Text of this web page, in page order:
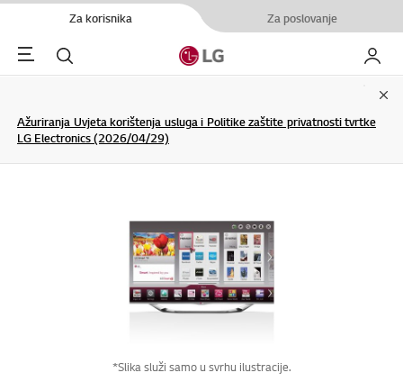
Za korisnika Za poslovanje
Menu Pretraživanje My LG
Ažuriranja Uvjeta korištenja usluga i Politike zaštite privatnosti tvrtke
LG Electronics (2026/04/29)
*Slika služi samo u svrhu ilustracije.